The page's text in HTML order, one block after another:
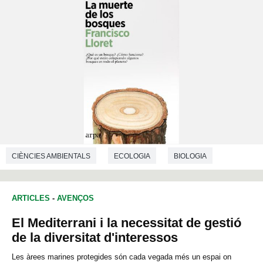
CIÈNCIES AMBIENTALS ECOLOGIA BIOLOGIA
ARTICLES - AVENÇOS
El Mediterrani i la necessitat de gestió
de la diversitat d'interessos
Les àrees marines protegides són cada vegada més un espai on